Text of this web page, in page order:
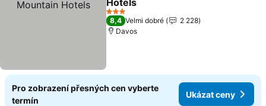
Hotels
Ukázat ceny
3 Počet hvězdiček
8,4 Velmi dobré
2 228
Davos
Pro zobrazení přesných cen vyberte
termín
Ukázat ceny